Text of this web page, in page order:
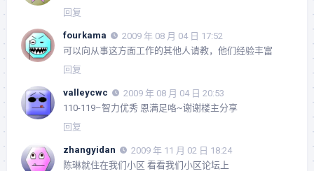
回复
fourkama
2009 年 08 月 04 日 17:52
可以向从事这方面工作的其他人请教，他们经验丰富
回复
valleycwc
2009 年 08 月 04 日 20:53
110-119–智力优秀 恩满足咯~谢谢楼主分享
回复
zhangyidan
2009 年 11 月 02 日 18:24
陈琳就住在我们小区 看看我们小区论坛上